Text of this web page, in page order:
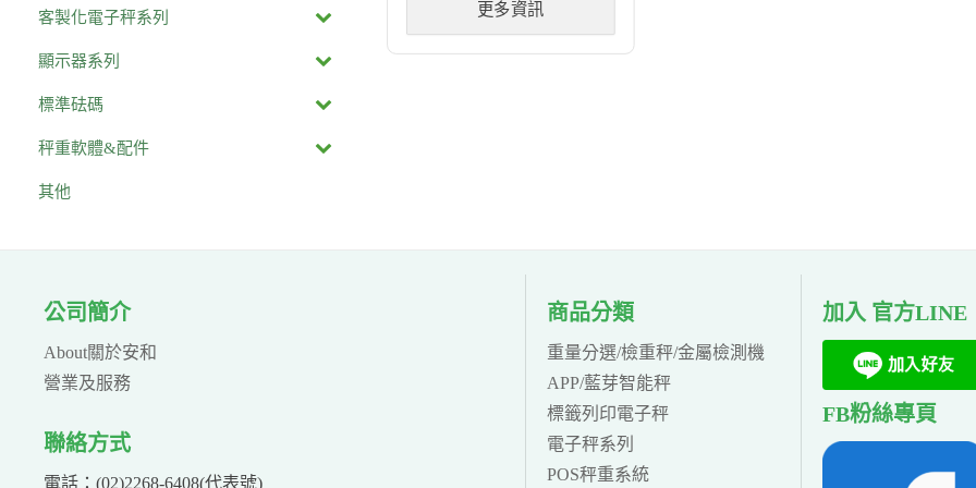
更多資訊
客製化電子秤系列
顯示器系列
標準砝碼
秤重軟體&配件
其他
公司簡介
About關於安和
營業及服務
聯絡方式
電話：(02)2268-6408(代表號)
商品分類
重量分選/檢重秤/金屬檢測機
APP/藍芽智能秤
標籤列印電子秤
電子秤系列
POS秤重系統
加入 官方LINE
FB粉絲專頁